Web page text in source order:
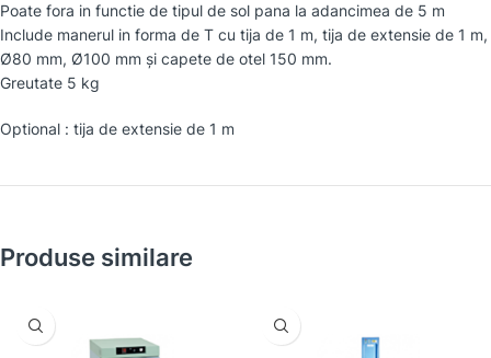
Poate fora in functie de tipul de sol pana la adancimea de 5 m
Include manerul in forma de T cu tija de 1 m, tija de extensie de 1 m,
Ø80 mm, Ø100 mm și capete de otel 150 mm.
Greutate 5 kg
Optional : tija de extensie de 1 m
Produse similare